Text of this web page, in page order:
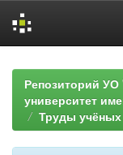
navigationРепозиторий УО
университет
Труды